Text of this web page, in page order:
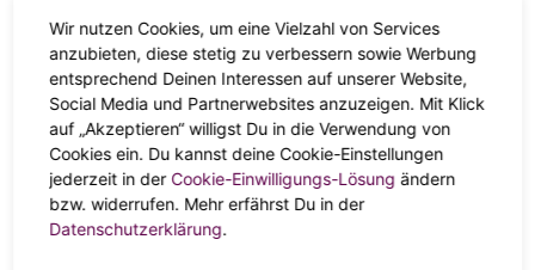
Keine faulen Kompromisse
Ganz gleich, ob lahmer Langzeit-Lover,
die anstrengende
Beziehung, die du nur aus Gewohnheit weiterlaufen lässt
oderdie Freundin, der du dir kaum noch was zu sagen
hast: Beim Vollmond ist Loslassen ganz oben auf der To-
Do-List. Und mit dem Steinbock bleibt kein Platz mehr für
alles, was deinen Fokus von den wirklich guten Plänen
Wir nutzen Cookies, um eine Vielzahl von Services
anzubieten, diese stetig zu verbessern sowie Werbung
entsprechend Deinen Interessen auf unserer Website,
Social Media und Partnerwebsites anzuzeigen. Mit Klick
auf „Akzeptieren“ willigst Du in die Verwendung von
Cookies ein. Du kannst deine Cookie-Einstellungen
jederzeit in der Cookie-Einwilligungs-Lösung ändern
bzw. widerrufen. Mehr erfährst Du in der
Datenschutzerklärung.